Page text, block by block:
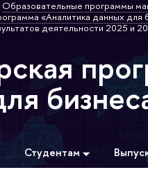
Образовательные программы
«Аналитика данных для
деятельности 2025 и
Студентам